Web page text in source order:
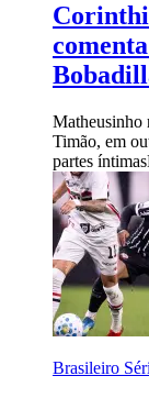
Matheusinho
Timão, em
partes íntimas
Brasileiro